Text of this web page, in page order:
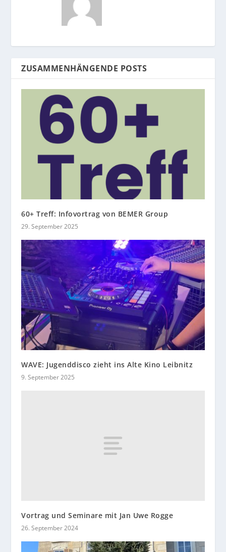
ZUSAMMENHÄNGENDE POSTS
60+ Treff: Infovortrag von BEMER Group
29. September 2025
WAVE: Jugenddisco zieht ins Alte Kino Leibnitz
9. September 2025
Vortrag und Seminare mit Jan Uwe Rogge
26. September 2024